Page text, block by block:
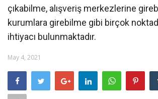
SPOR
İLETİŞİM
KÜNYE
KÜLTÜR SANAT
çıkabilme, alışveriş merkezlerine
kurumlara girebilme gibi birçok
ihtiyacı bulunmaktadır.
May 4, 2021